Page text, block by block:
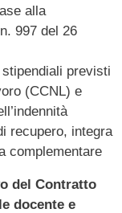
alla
997 del 26
previsti
(CCNL) e
recupero, integra
complementare
del Contratto
docente e